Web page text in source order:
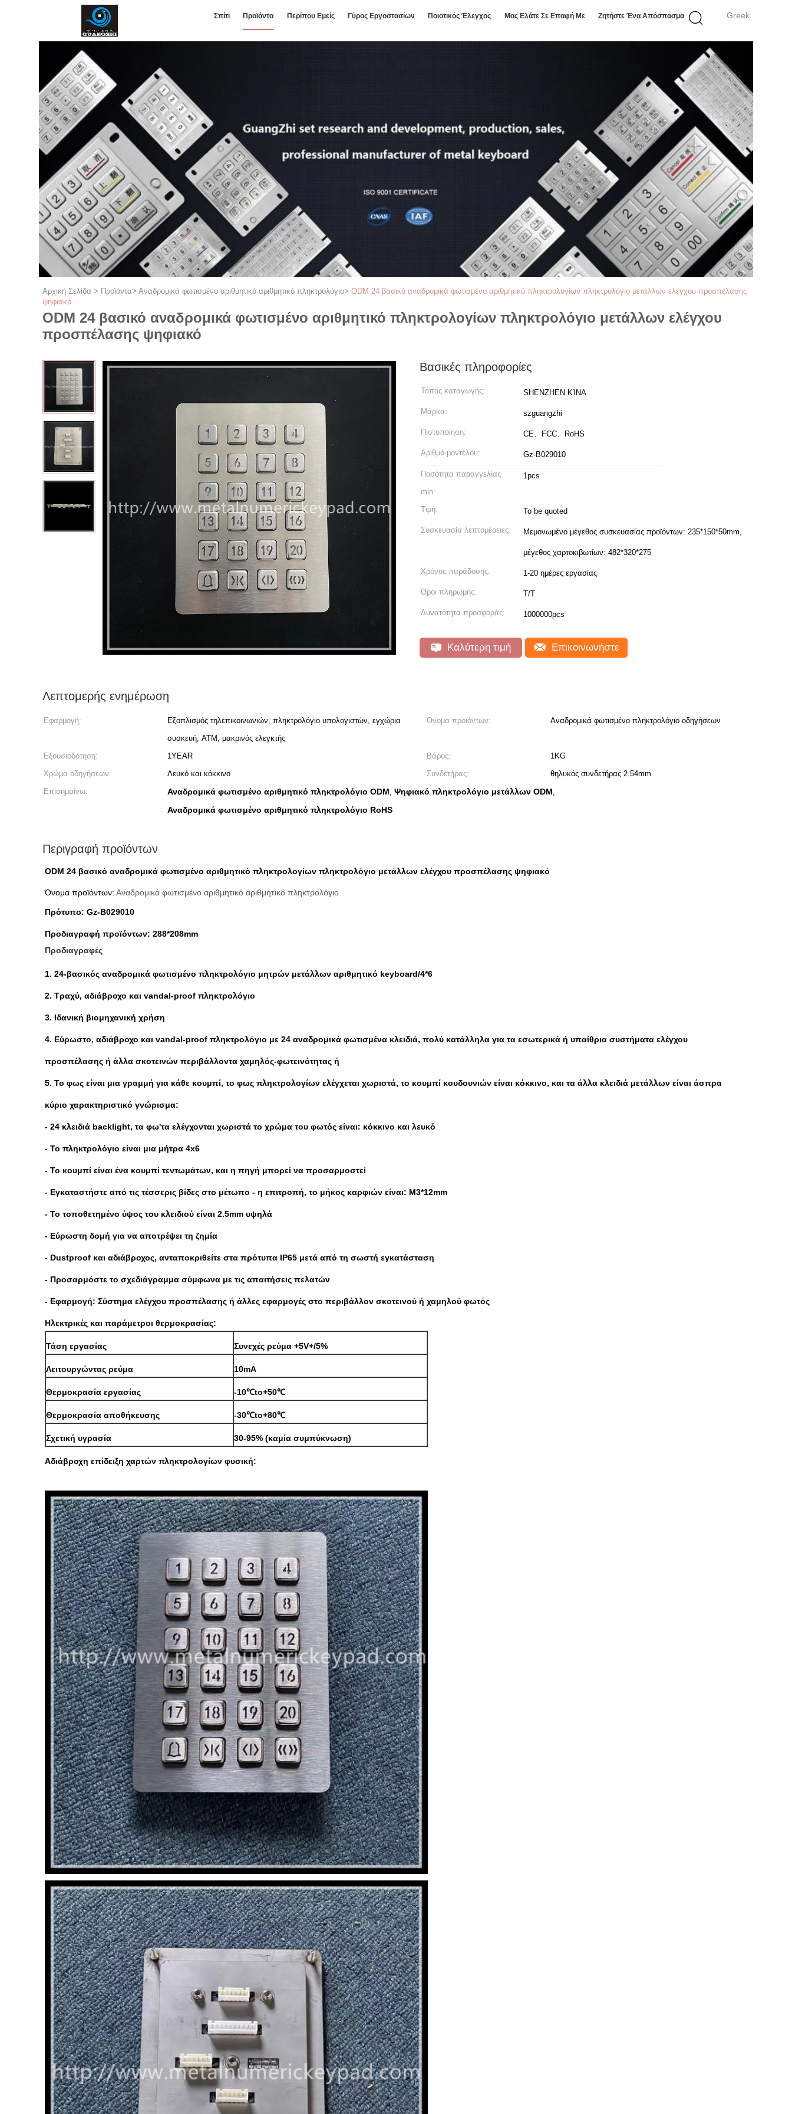
Greek
Σπίτι Προϊόντα Περίπου Εμείς Γύρος Εργοστασίων Ποιοτικός Έλεγχος Μας Ελάτε Σε Επαφή Με Ζητήστε Ένα Απόσπασμα
Αρχική Σελίδα > Προϊόντα> Αναδρομικά φωτισμένο αριθμητικό αριθμητικό πληκτρολόγιο> ODM 24 βασικό αναδρομικά φωτισμένο αριθμητικό πληκτρολογίων πληκτρολόγιο μετάλλων ελέγχου προσπέλασης
ψηφιακό
ODM 24 βασικό αναδρομικά φωτισμένο αριθμητικό πληκτρολογίων πληκτρολόγιο μετάλλων ελέγχου
προσπέλασης ψηφιακό
Βασικές πληροφορίες
Τόπος καταγωγής: SHENZHEN ΚΊΝΑ
Μάρκα: szguangzhi
Πιστοποίηση: CE、FCC、RoHS
Αριθμό μοντέλου: Gz-B029010
Ποσότητα παραγγελίας
min:
1pcs
Τιμή: To be quoted
Συσκευασία λεπτομέρειες: Μεμονωμένο μέγεθος συσκευασίας προϊόντων: 235*150*50mm,
μέγεθος χαρτοκιβωτίων: 482*320*275
Χρόνος παράδοσης: 1-20 ημέρες εργασίας
Όροι πληρωμής: T/T
Δυνατότητα προσφοράς: 1000000pcs
Καλύτερη τιμή Επικοινωνήστε
Λεπτομερής ενημέρωση
Εφαρμογή:
Εξοπλισμός τηλεπικοινωνιών, πληκτρολόγιο υπολογιστών, εγχώρια
συσκευή, ATM, μακρινός ελεγκτής
Όνομα προϊόντων: Αναδρομικά φωτισμένο πληκτρολόγιο οδηγήσεων
Εξουσιοδότηση: 1YEAR Βάρος:
1KG
Χρώμα οδηγήσεων:
Λευκό και κόκκινο Συνδετήρας:
θηλυκός συνδετήρας 2.54mm
Επισημαίνω:
Αναδρομικά φωτισμένο αριθμητικό πληκτρολόγιο ODM, Ψηφιακό πληκτρολόγιο μετάλλων ODM,
Αναδρομικά φωτισμένο αριθμητικό πληκτρολόγιο RoHS
Περιγραφή προϊόντων
ODM 24 βασικό αναδρομικά φωτισμένο αριθμητικό πληκτρολογίων πληκτρολόγιο μετάλλων ελέγχου προσπέλασης ψηφιακό
Όνομα προϊόντων: Αναδρομικά φωτισμένο αριθμητικό αριθμητικό πληκτρολόγιο
Πρότυπο: Gz-B029010
Προδιαγραφή προϊόντων: 288*208mm
Προδιαγραφές
1. 24-βασικός αναδρομικά φωτισμένο πληκτρολόγιο μητρών μετάλλων αριθμητικό keyboard/4*6
2. Τραχύ, αδιάβροχο και vandal-proof πληκτρολόγιο
3. Ιδανική βιομηχανική χρήση
4. Εύρωστο, αδιάβροχο και vandal-proof πληκτρολόγιο με 24 αναδρομικά φωτισμένα κλειδιά, πολύ κατάλληλα για τα εσωτερικά ή υπαίθρια συστήματα ελέγχου
προσπέλασης ή άλλα σκοτεινών περιβάλλοντα χαμηλός-φωτεινότητας ή
5. Το φως είναι μια γραμμή για κάθε κουμπί, το φως πληκτρολογίων ελέγχεται χωριστά, το κουμπί κουδουνιών είναι κόκκινο, και τα άλλα κλειδιά μετάλλων είναι άσπρα
κύριο χαρακτηριστικό γνώρισμα:
- 24 κλειδιά backlight, τα φω'τα ελέγχονται χωριστά το χρώμα του φωτός είναι: κόκκινο και λευκό
- Το πληκτρολόγιο είναι μια μήτρα 4x6
- Το κουμπί είναι ένα κουμπί τεντωμάτων, και η πηγή μπορεί να προσαρμοστεί
- Εγκαταστήστε από τις τέσσερις βίδες στο μέτωπο - η επιτροπή, το μήκος καρφιών είναι: M3*12mm
- Το τοποθετημένο ύψος του κλειδιού είναι 2.5mm υψηλά
- Εύρωστη δομή για να αποτρέψει τη ζημία
- Dustproof και αδιάβροχος, ανταποκριθείτε στα πρότυπα IP65 μετά από τη σωστή εγκατάσταση
- Προσαρμόστε το σχεδιάγραμμα σύμφωνα με τις απαιτήσεις πελατών
- Εφαρμογή: Σύστημα ελέγχου προσπέλασης ή άλλες εφαρμογές στο περιβάλλον σκοτεινού ή χαμηλού φωτός
Ηλεκτρικές και παράμετροι θερμοκρασίας:
Τάση εργασίας Συνεχές ρεύμα +5V+/5%
Λειτουργώντας ρεύμα 10mA
Θερμοκρασία εργασίας -10℃to+50℃
Θερμοκρασία αποθήκευσης -30℃to+80℃
Σχετική υγρασία 30-95% (καμία συμπύκνωση)
Αδιάβροχη επίδειξη χαρτών πληκτρολογίων φυσική: